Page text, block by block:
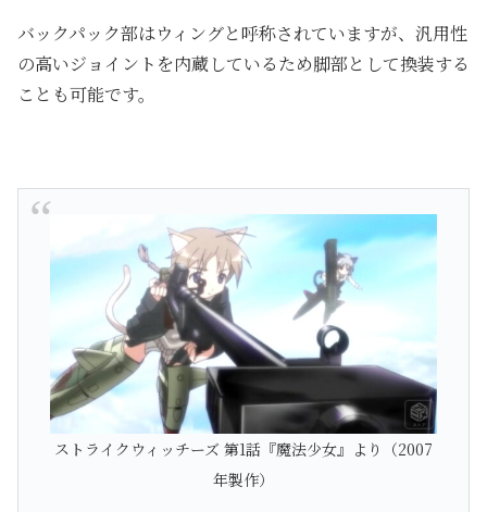
バックパック部はウィングと呼称されていますが、汎用性
の高いジョイントを内蔵しているため脚部として換装する
ことも可能です。
ストライクウィッチーズ 第1話『魔法少女』より（2007
年製作）